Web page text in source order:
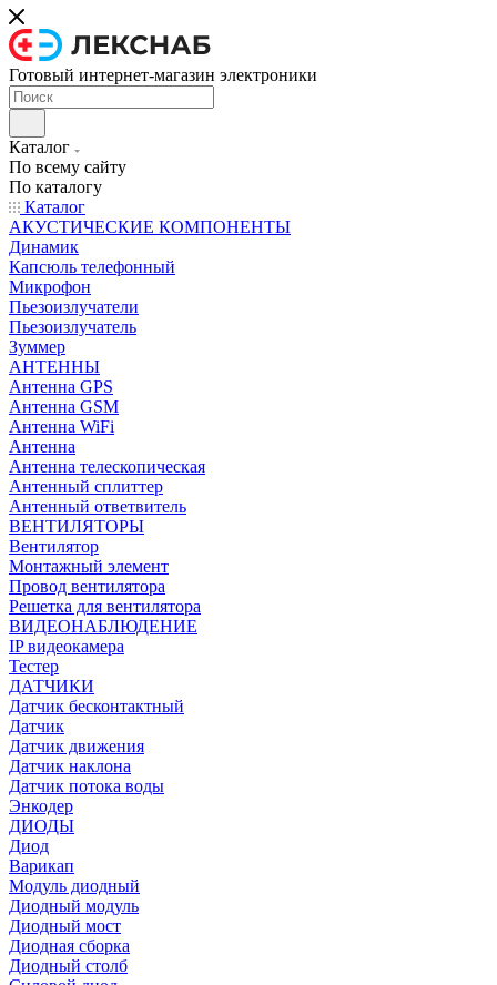
Готовый интернет-магазин электроники
Каталог
По всему сайту
По каталогу
Каталог
АКУСТИЧЕСКИЕ КОМПОНЕНТЫ
Динамик
Капсюль телефонный
Микрофон
Пьезоизлучатели
Пьезоизлучатель
Зуммер
АНТЕННЫ
Антенна GPS
Антенна GSM
Антенна WiFi
Антенна
Антенна телескопическая
Антенный сплиттер
Антенный ответвитель
ВЕНТИЛЯТОРЫ
Вентилятор
Монтажный элемент
Провод вентилятора
Решетка для вентилятора
ВИДЕОНАБЛЮДЕНИЕ
IP видеокамера
Тестер
ДАТЧИКИ
Датчик бесконтактный
Датчик
Датчик движения
Датчик наклона
Датчик потока воды
Энкодер
ДИОДЫ
Диод
Варикап
Модуль диодный
Диодный модуль
Диодный мост
Диодная сборка
Диодный столб